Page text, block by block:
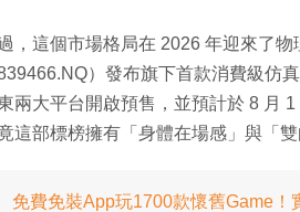
，這個市場格局在 2026 年迎來了物
839466.NQ）發布旗下首款消費級仿
兩大平台開啟預售，並預計於 8 月
這部標榜擁有「身體在場感」與「
免費免裝App玩1700款懷舊Game